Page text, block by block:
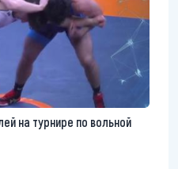
на турнире по вольной